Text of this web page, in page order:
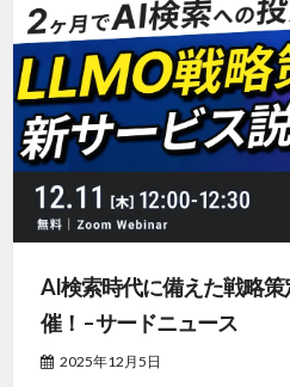
AI検索時代に備えた戦略
催！ – サードニュース
2025年12月5日